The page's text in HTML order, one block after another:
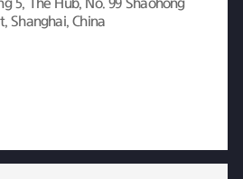
5, The Hub, No. 99 Shaohong
Shanghai, China